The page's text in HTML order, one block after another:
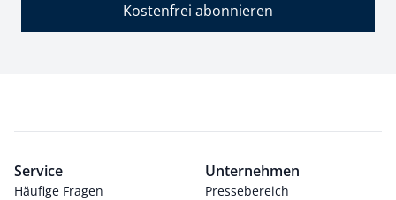
Kostenfrei abonnieren
Service
Häufige Fragen
Unternehmen
Pressebereich